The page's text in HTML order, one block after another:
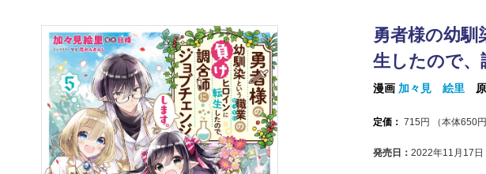
勇者様の幼
生したので
漫画 加々見 絵里
定価： 715 円 （本体650
発売日： 2022年11月17日